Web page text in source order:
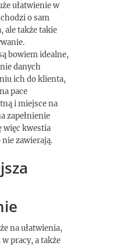
ułatwienie w
o sam
ale także takie
bowiem idealne,
danych
ich do klienta,
pace
i miejsce na
zapełnienie
więc kwestia
zawierają.
na ułatwienia,
pracy, a także